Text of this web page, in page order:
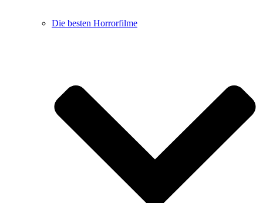
Die besten Horrorfilme